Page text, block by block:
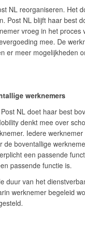
NL reorganiseren. Het
Post NL blijft haar best
vroeg in het proces
mee. De
er meer mogelijkheden
werknemers
NL doet haar best
denkt mee over
Iedere werknemer
de boventallige
een passende
passende functie is.
duur van het
werknemer begeleid